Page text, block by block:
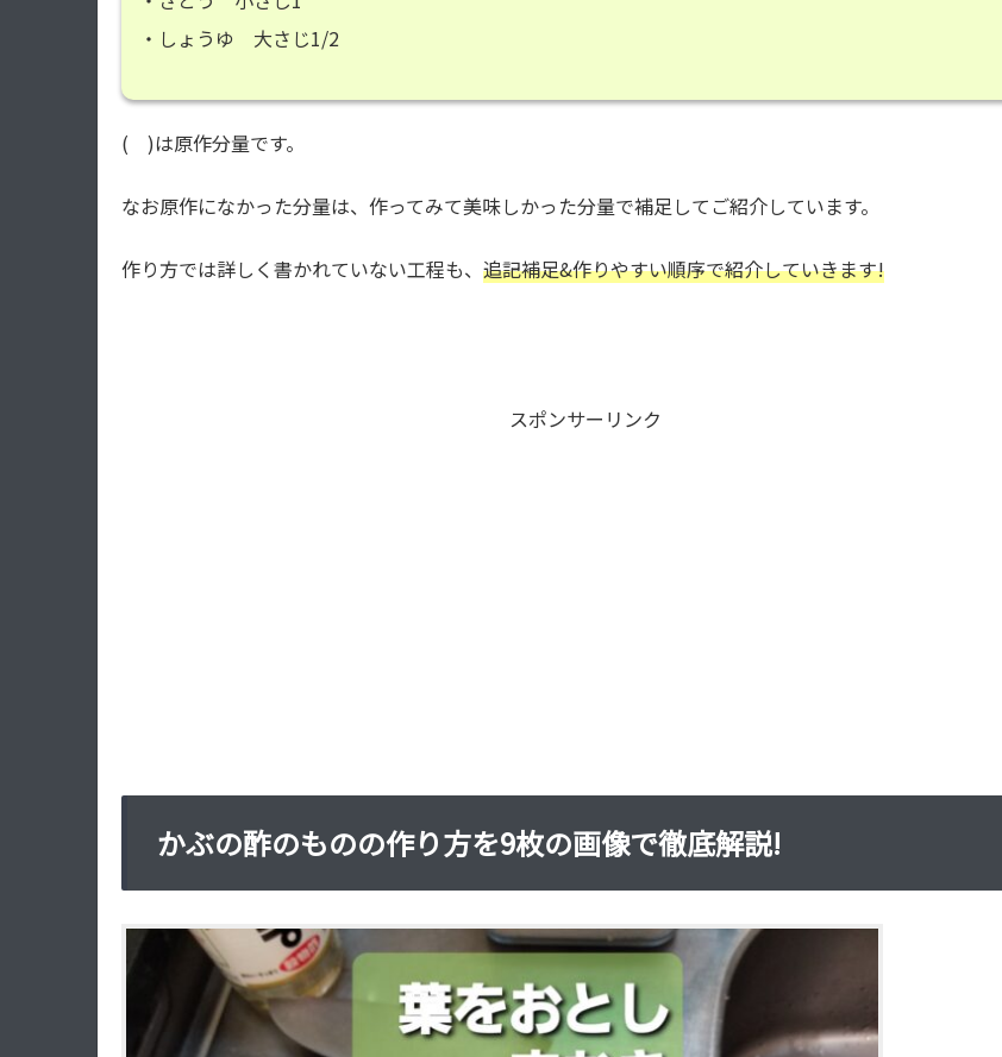
・しょうゆ 大さじ1/2
( )は原作分量です。
なお原作になかった分量は、作ってみて美味しかった分量で補足してご紹介しています。
作り方では詳しく書かれていない工程も、 追記補足&作りやすい順序で紹介していきます!
スポンサーリンク
かぶの酢のものの作り方を9枚の画像で徹底解説!